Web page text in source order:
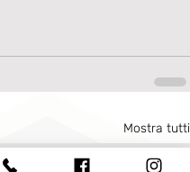
Mostra tutti